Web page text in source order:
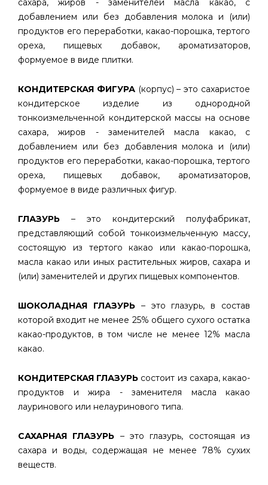
сахара, жиров - заменителей масла какао, с
добавлением или без добавления молока и (или)
продуктов его переработки, какао-порошка, тертого
ореха, пищевых добавок, ароматизаторов,
формуемое в виде плитки.
КОНДИТЕРСКАЯ ФИГУРА(корпус) – это сахаристое
кондитерское изделие из однородной
тонкоизмельченной кондитерской массы на основе
сахара, жиров - заменителей масла какао, с
добавлением или без добавления молока и (или)
продуктов его переработки, какао-порошка, тертого
ореха, пищевых добавок, ароматизаторов,
формуемое в виде различных фигур.
ГЛАЗУРЬ – это кондитерский полуфабрикат,
представляющий собой тонкоизмельченную массу,
состоящую из тертого какао или какао-порошка,
масла какао или иных растительных жиров, сахара и
(или) заменителей и других пищевых компонентов.
ШОКОЛАДНАЯ ГЛАЗУРЬ – это глазурь, в состав
которой входит не менее 25% общего сухого остатка
какао-продуктов, в том числе не менее 12% масла
какао.
КОНДИТЕРСКАЯ ГЛАЗУРЬ состоит из сахара, какао-
продуктов и жира - заменителя масла какао
лауринового или нелауринового типа.
САХАРНАЯ ГЛАЗУРЬ – это глазурь, состоящая из
сахара и воды, содержащая не менее 78% сухих
веществ.